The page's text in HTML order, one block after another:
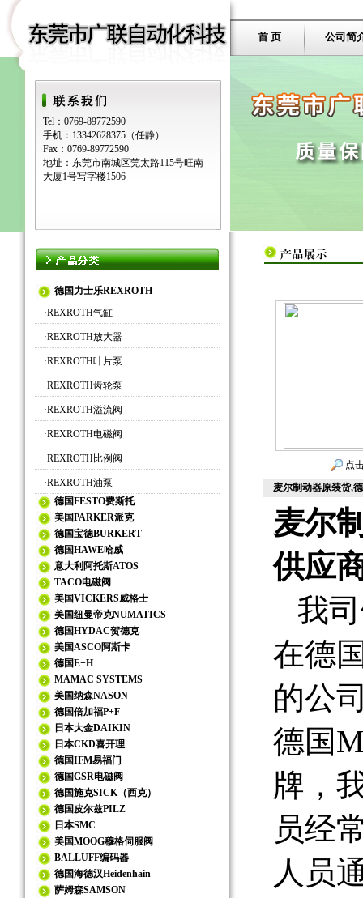
Tel：0769-89772590
手机：13342628375（任静）
Fax：0769-89772590
地址：东莞市南城区莞太路115号旺南
大厦1号写字楼1506
首 页 公司简
德国力士乐REXROTH
·REXROTH气缸
·REXROTH放大器
·REXROTH叶片泵
·REXROTH齿轮泵
·REXROTH溢流阀
·REXROTH电磁阀
·REXROTH比例阀
·REXROTH油泵
德国FESTO费斯托
美国PARKER派克
德国宝德BURKERT
德国HAWE哈威
意大利阿托斯ATOS
TACO电磁阀
美国VICKERS威格士
美国纽曼帝克NUMATICS
德国HYDAC贺德克
美国ASCO阿斯卡
德国E+H
MAMAC SYSTEMS
美国纳森NASON
德国倍加福P+F
日本大金DAIKIN
日本CKD喜开理
德国IFM易福门
德国GSR电磁阀
德国施克SICK（西克）
德国皮尔兹PILZ
日本SMC
美国MOOG穆格伺服阀
BALLUFF编码器
德国海德汉Heidenhain
萨姆森SAMSON
点
麦尔制动器原装货,
麦尔
供应
我司
在德
的公
德国
牌，
员经
人员